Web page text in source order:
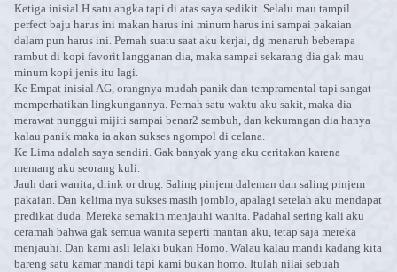
Ketiga inisial H satu angka tapi di atas saya sedikit. Selalu mau tampil
perfect baju harus ini makan harus ini minum harus ini sampai pakaian
dalam pun harus ini. Pernah suatu saat aku kerjai, dg menaruh beberapa
rambut di kopi favorit langganan dia, maka sampai sekarang dia gak mau
minum kopi jenis itu lagi.
Ke Empat inisial AG, orangnya mudah panik dan tempramental tapi sangat
memperhatikan lingkungannya. Pernah satu waktu aku sakit, maka dia
merawat nunggui mijiti sampai benar2 sembuh, dan kekurangan dia hanya
kalau panik maka ia akan sukses ngompol di celana.
Ke Lima adalah saya sendiri. Gak banyak yang aku ceritakan karena
memang aku seorang kuli.
Jauh dari wanita, drink or drug. Saling pinjem daleman dan saling pinjem
pakaian. Dan kelima nya sukses masih jomblo, apalagi setelah aku mendapat
predikat duda. Mereka semakin menjauhi wanita. Padahal sering kali aku
ceramah bahwa gak semua wanita seperti mantan aku, tetap saja mereka
menjauhi. Dan kami asli lelaki bukan Homo. Walau kalau mandi kadang kita
bareng satu kamar mandi tapi kami bukan homo. Itulah nilai sebuah